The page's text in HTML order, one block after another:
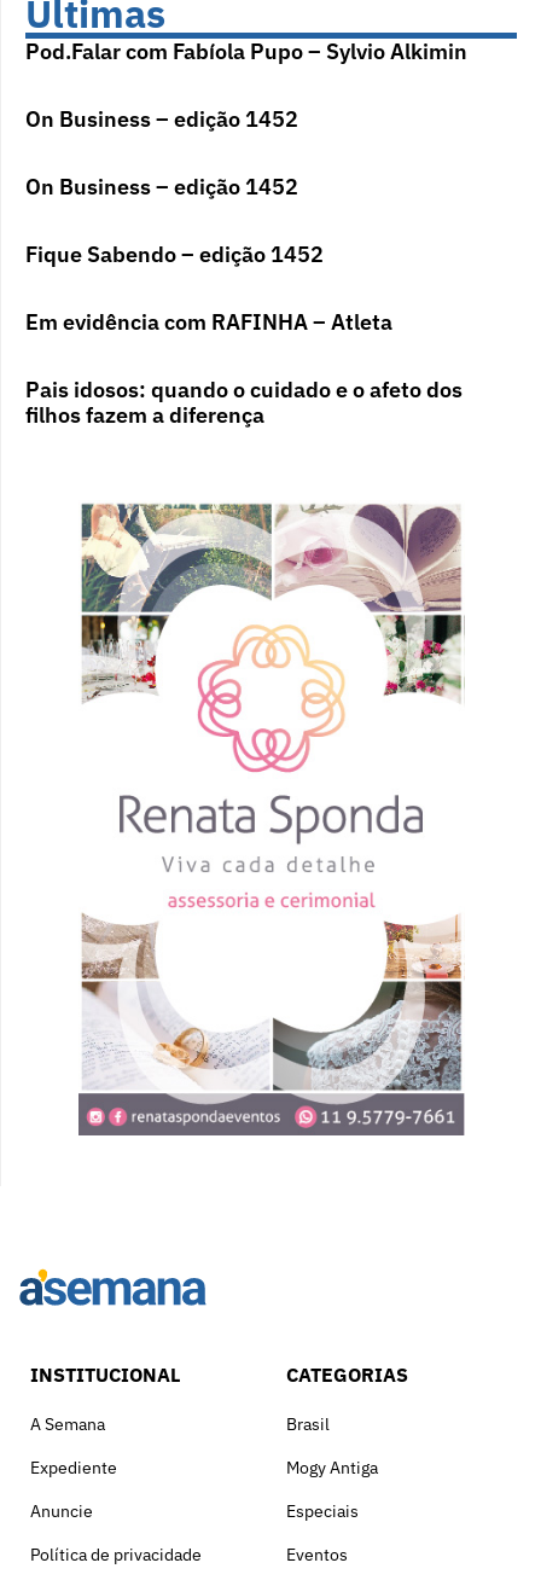
Últimas
Pod.Falar com Fabíola Pupo – Sylvio Alkimin
On Business – edição 1452
On Business – edição 1452
Fique Sabendo – edição 1452
Em evidência com RAFINHA – Atleta
Pais idosos: quando o cuidado e o afeto dos
filhos fazem a diferença
INSTITUCIONAL
A Semana
Expediente
Anuncie
Política de privacidade
CATEGORIAS
Brasil
Mogy Antiga
Especiais
Eventos